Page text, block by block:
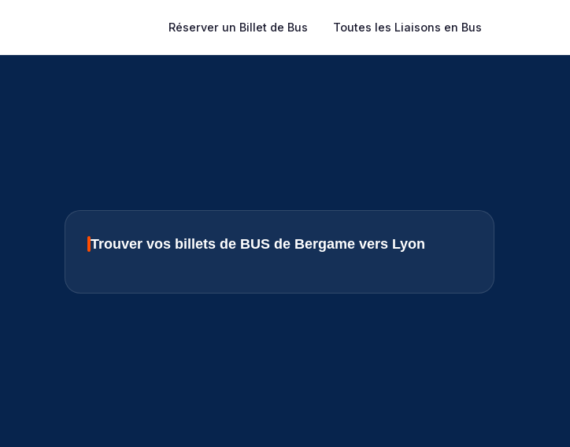
Réserver un Billet de Bus Toutes les Liaisons en Bus
Trouver vos billets de BUS de Bergame vers Lyon